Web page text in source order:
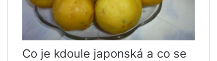
Co je kdoule japonská a co se